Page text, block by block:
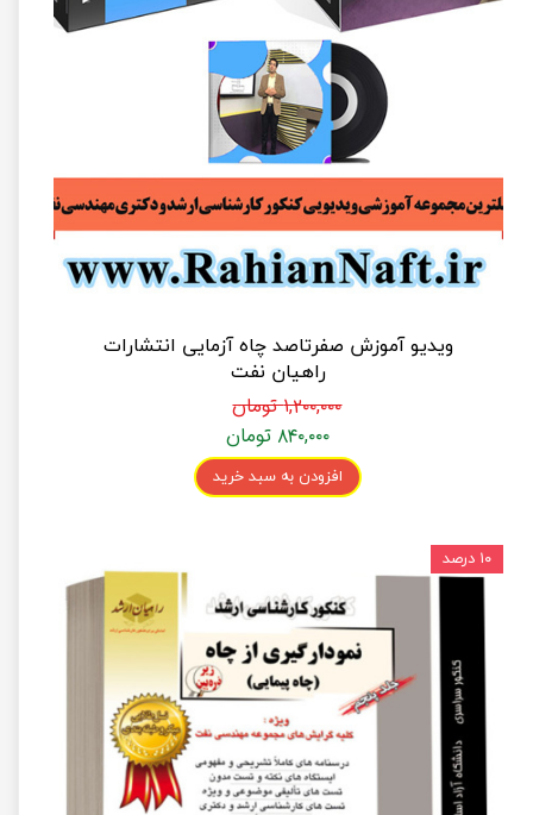
ویدیو آموزش صفرتاصد چاه آزمایی انتشارات
راهیان نفت
۱,۲۰۰,۰۰۰ تومان
۸۴۰,۰۰۰ تومان
افزودن به سبد خرید
۱۰ درصد